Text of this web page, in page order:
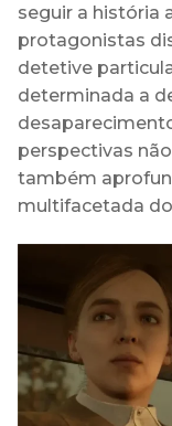
seguir a história
protagonistas
detetive
determinada a
perspectivas
também
multifacetada